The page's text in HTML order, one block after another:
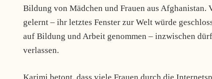
Bildung von Mädchen und Frauen aus Afghanistan.
gelernt – ihr letztes Fenster zur Welt würde
auf Bildung und Arbeit genommen – inzwischen
verlassen.
Karimi betont, dass viele Frauen durch die